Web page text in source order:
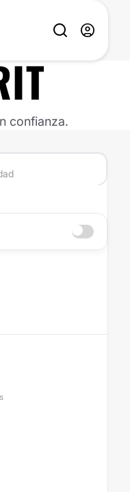
confianza.